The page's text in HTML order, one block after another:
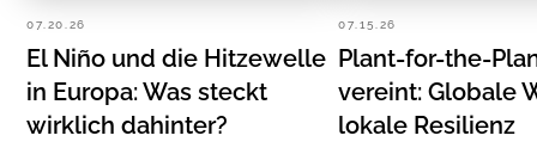
07.20.26
El Niño und die Hitzewelle
in Europa: Was steckt
wirklich dahinter?
07.15.26
Plant-for-the-
vereint: Globale
lokale Resilienz